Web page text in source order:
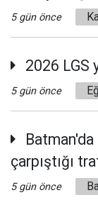
5 gün önce
2026 LGS
5 gün önce
çarpıştığı
5 gün önce